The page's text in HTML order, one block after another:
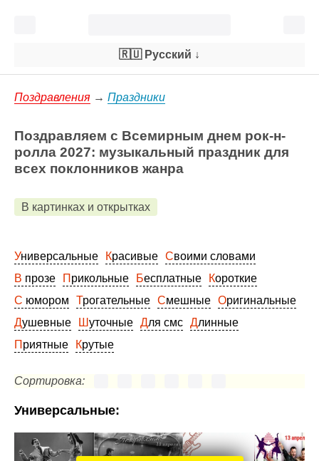
🇷🇺 Русский ↓
Поздравления → Праздники
Поздравляем с Всемирным днем рок-н-
ролла 2027: музыкальный праздник для
всех поклонников жанра
В картинках и открытках
Универсальные Красивые
Своими словами
В прозе
Прикольные Бесплатные
Короткие
С юмором
Трогательные Смешные
Оригинальные
Душевные
Шуточные Для смс
Длинные
Приятные
Крутые
Сортировка:
Универсальные: